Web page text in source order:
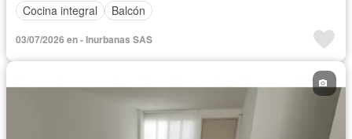
Cocina integral
Balcón
03/07/2026 en - Inurbanas SAS